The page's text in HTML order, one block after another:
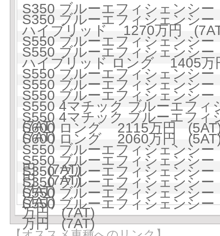
S350 ブルーエフィシェンシ
S350 ブルーエフィシェンシ
ハイブリッド 1270万円
S550 ブルーエフィシェンシ
S550 ブルーエフィシェンシ
ハイブリッド ロング 1405
S550 ブルーエフィシェンシ
S550 ブルーエフィシェンシ
S550 ブルーエフィシェンシ
S550 4マチック ブルーエフ
(7AT)
S550 4マチック ブルーエフ
(7AT)
S600 ロング 2115万円
S600 ロング 2060万円
S550 ブルーエフィシェンシ
円 (7AT)
S550 ブルーエフィシェンシ
円 (7AT)
S350 ブルーエフィシェンシ
(7AT)
S350 ブルーエフィシェンシ
(7AT)
S550 ブルーエフィシェンシ
万円 (7AT)
S550 ブルーエフィシェンシ
万円 (7AT)